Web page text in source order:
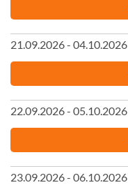
21.09.2026 - 04.10.2026
22.09.2026 - 05.10.2026
23.09.2026 - 06.10.2026